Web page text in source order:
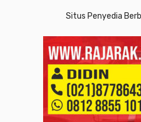
Situs Penyedia